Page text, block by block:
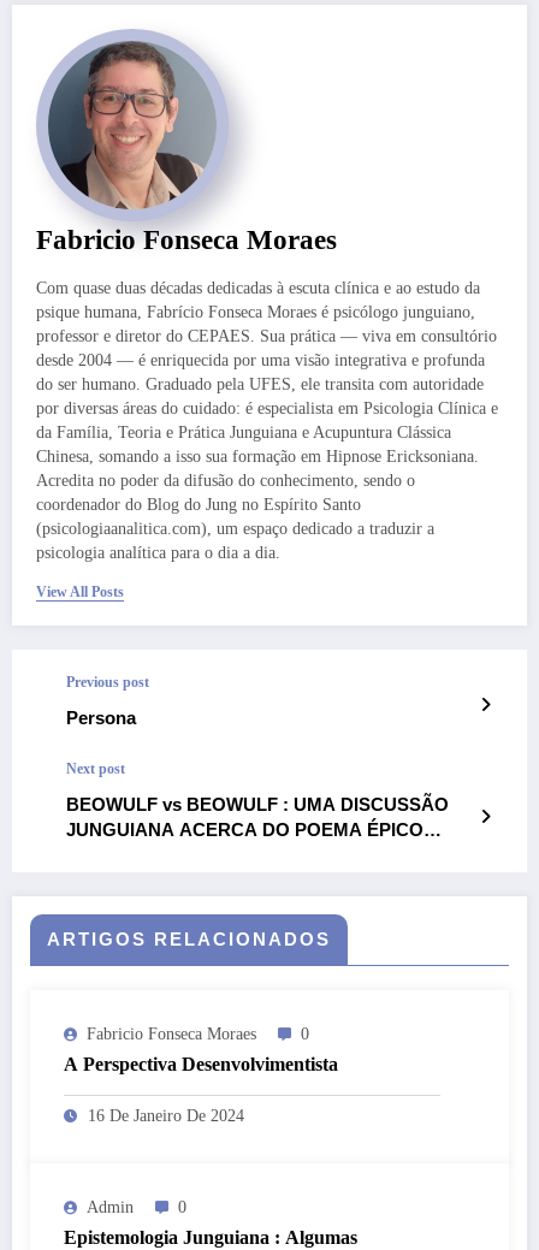
Fabricio Fonseca Moraes
Com quase duas décadas dedicadas à escuta clínica e ao estudo da
psique humana, Fabrício Fonseca Moraes é psicólogo junguiano,
professor e diretor do CEPAES. Sua prática — viva em consultório
desde 2004 — é enriquecida por uma visão integrativa e profunda
do ser humano. Graduado pela UFES, ele transita com autoridade
por diversas áreas do cuidado: é especialista em Psicologia Clínica e
da Família, Teoria e Prática Junguiana e Acupuntura Clássica
Chinesa, somando a isso sua formação em Hipnose Ericksoniana.
Acredita no poder da difusão do conhecimento, sendo o
coordenador do Blog do Jung no Espírito Santo
(psicologiaanalitica.com), um espaço dedicado a traduzir a
psicologia analítica para o dia a dia.
View All Posts
Previous post
Persona
Next post
BEOWULF vs BEOWULF : UMA DISCUSSÃO
JUNGUIANA ACERCA DO POEMA ÉPICO
ARTIGOS RELACIONADOS
Fabricio Fonseca Moraes 0
A Perspectiva Desenvolvimentista
16 De Janeiro De 2024
Admin 0
Epistemologia Junguiana : Algumas